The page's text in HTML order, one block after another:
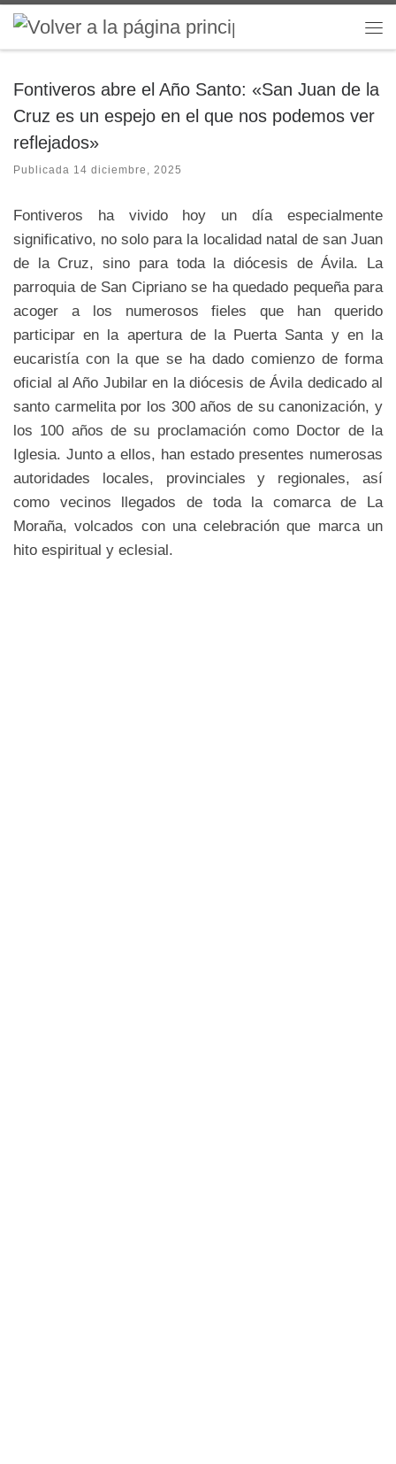
Saltar al contenido
Fontiveros abre el Año Santo: «San Juan de la
Cruz es un espejo en el que nos podemos ver
reflejados»
Publicada 14 diciembre, 2025
Fontiveros ha vivido hoy un día especialmente
significativo, no solo para la localidad natal de san Juan
de la Cruz, sino para toda la diócesis de Ávila. La
parroquia de San Cipriano se ha quedado pequeña para
acoger a los numerosos fieles que han querido
participar en la apertura de la Puerta Santa y en la
eucaristía con la que se ha dado comienzo de forma
oficial al Año Jubilar en la diócesis de Ávila dedicado al
santo carmelita por los 300 años de su canonización, y
los 100 años de su proclamación como Doctor de la
Iglesia. Junto a ellos, han estado presentes numerosas
autoridades locales, provinciales y regionales, así
como vecinos llegados de toda la comarca de La
Moraña, volcados con una celebración que marca un
hito espiritual y eclesial.